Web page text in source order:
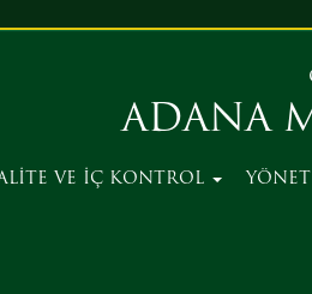
ADANA
VE İÇ KONTROL